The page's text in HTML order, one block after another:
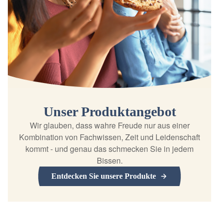
Unser Produktangebot
Wir glauben, dass wahre Freude nur aus einer
Kombination von Fachwissen, Zeit und Leidenschaft
kommt - und genau das schmecken Sie in jedem
Bissen.
Entdecken Sie unsere Produkte